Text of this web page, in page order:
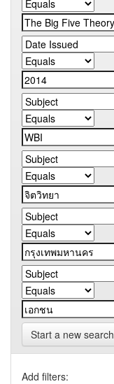
Start a new search
Add filters: